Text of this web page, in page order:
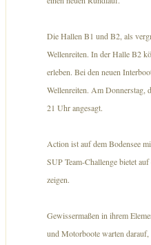
Die Hallen B1 und B2, als
Wellenreiten. In der Halle B2
erleben. Bei den neuen
Wellenreiten. Am Donnerstag,
21 Uhr angesagt.
Action ist auf dem Bodensee
SUP Team-Challenge bietet
zeigen.
Gewissermaßen in ihrem
und Motorboote warten